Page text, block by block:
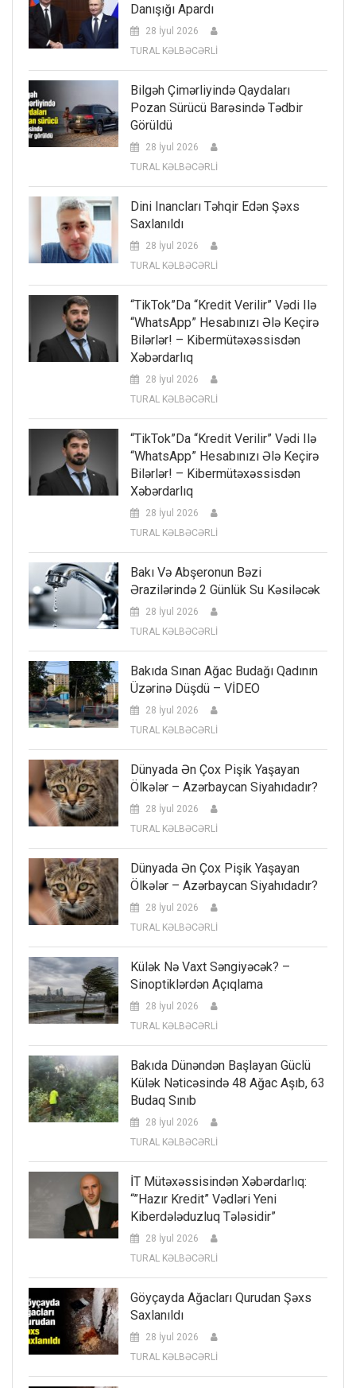
Danışığı Apardı
28 İyul 2026
TURAL KƏLBƏCƏRLİ
Bilgəh Çimərliyində Qaydaları
Pozan Sürücü Barəsində Tədbir
Görüldü
28 İyul 2026
TURAL KƏLBƏCƏRLİ
Dini Inancları Təhqir Edən Şəxs
Saxlanıldı
28 İyul 2026
TURAL KƏLBƏCƏRLİ
“TikTok”da “kredit Verilir” Vədi Ilə
“WhatsApp” Hesabınızı Ələ Keçirə
Bilərlər! – Kibermütəxəssisdən
Xəbərdarlıq
28 İyul 2026
TURAL KƏLBƏCƏRLİ
“TikTok”da “kredit Verilir” Vədi Ilə
“WhatsApp” Hesabınızı Ələ Keçirə
Bilərlər! – Kibermütəxəssisdən
Xəbərdarlıq
28 İyul 2026
TURAL KƏLBƏCƏRLİ
Bakı Və Abşeronun Bəzi
Ərazilərində 2 Günlük Su Kəsiləcək
28 İyul 2026
TURAL KƏLBƏCƏRLİ
Bakıda Sınan Ağac Budağı Qadının
Üzərinə Düşdü – VİDEO
28 İyul 2026
TURAL KƏLBƏCƏRLİ
Dünyada Ən Çox Pişik Yaşayan
Ölkələr – Azərbaycan Siyahıdadır?
28 İyul 2026
TURAL KƏLBƏCƏRLİ
Dünyada Ən Çox Pişik Yaşayan
Ölkələr – Azərbaycan Siyahıdadır?
28 İyul 2026
TURAL KƏLBƏCƏRLİ
Külək Nə Vaxt Səngiyəcək? –
Sinoptiklərdən Açıqlama
28 İyul 2026
TURAL KƏLBƏCƏRLİ
Bakıda Dünəndən Başlayan Güclü
Külək Nəticəsində 48 Ağac Aşıb, 63
Budaq Sınıb
28 İyul 2026
TURAL KƏLBƏCƏRLİ
İT Mütəxəssisindən Xəbərdarlıq:
“”Hazır Kredit” Vədləri Yeni
Kiberdələduzluq Tələsidir”
28 İyul 2026
TURAL KƏLBƏCƏRLİ
Göyçayda Ağacları Qurudan Şəxs
Saxlanıldı
28 İyul 2026
TURAL KƏLBƏCƏRLİ